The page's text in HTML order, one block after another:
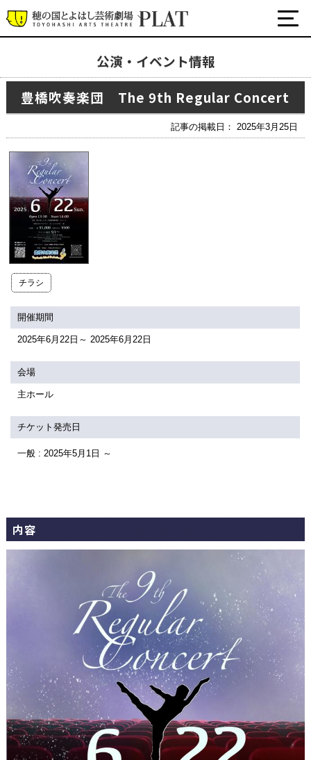
公式SNS
サービス
座席表
プラットニュース 出版物・映像
サイトマップ トップに戻る
公演・イベント情報
豊橋吹奏楽団 The 9th Regular Concert
記事の掲載日： 2025年3月25日
チラシ
開催期間
2025年6月22日～ 2025年6月22日
会場
主ホール
チケット発売日
一般 : 2025年5月1日 ～
内容
最新の公演・イベント情報
演劇・ダンス・音楽など
イベント
プラットについて
チケット・座席表・鑑賞サポートなど
施設の利用について
サポート
関連団体・施設